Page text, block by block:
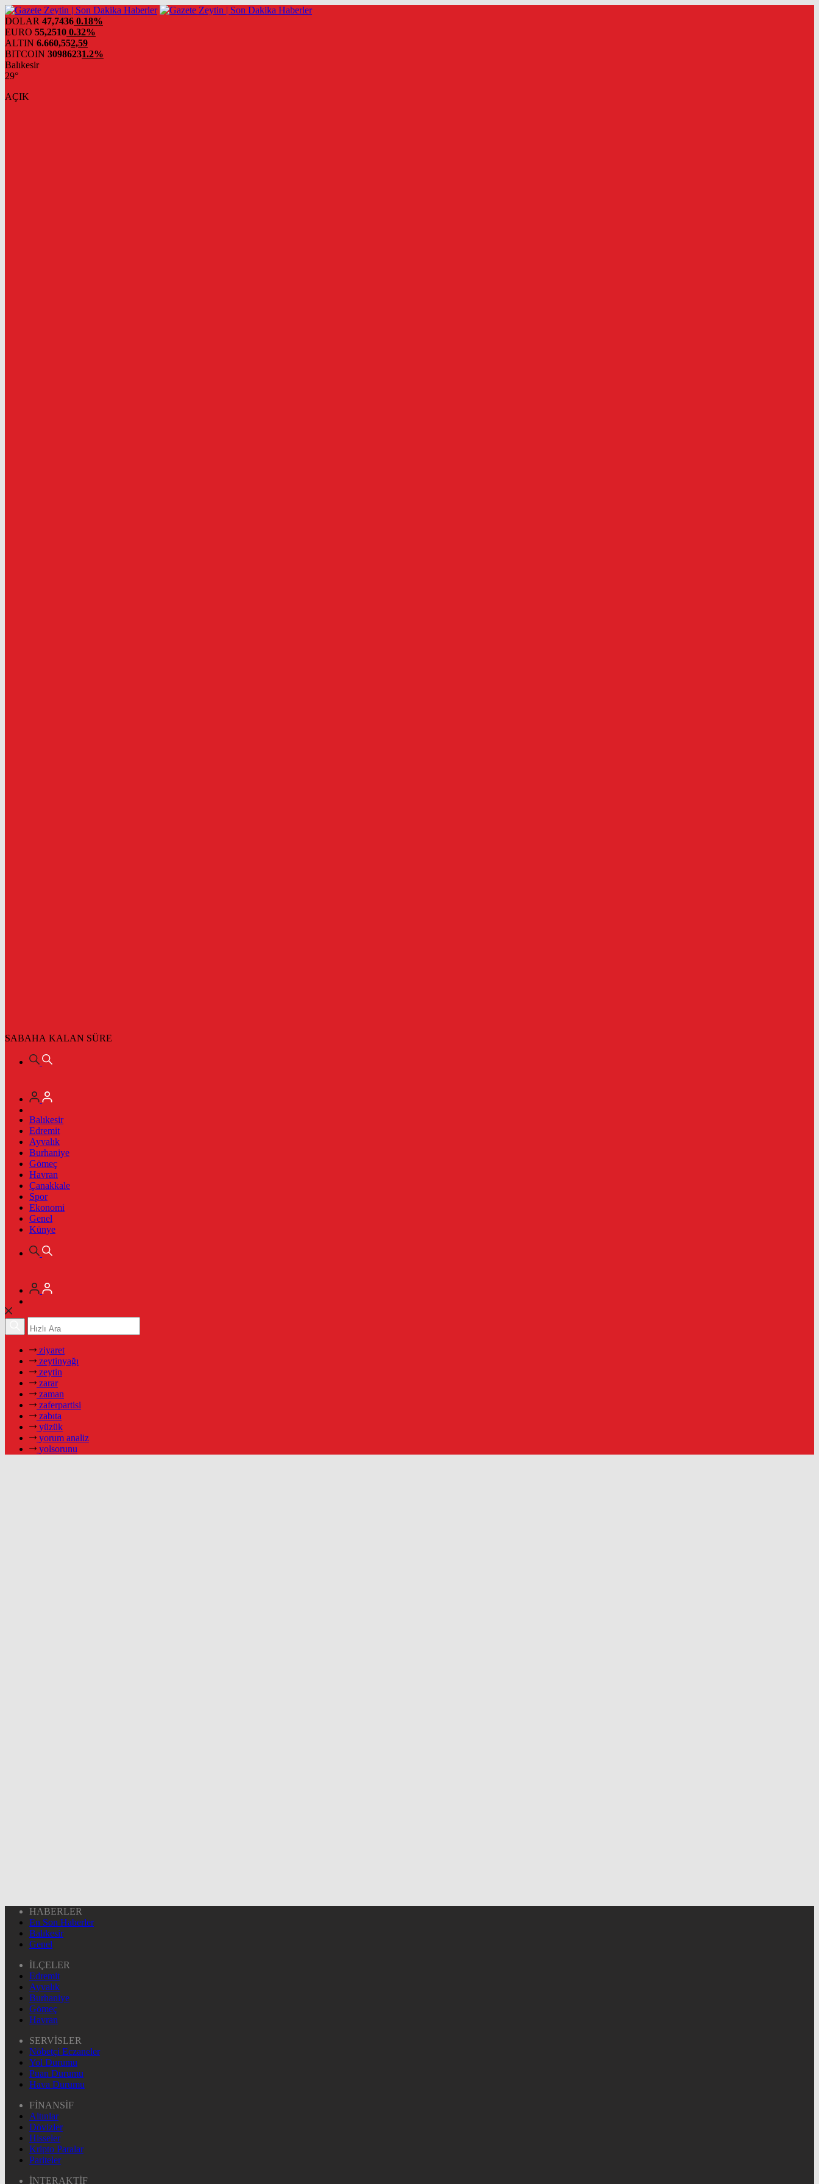
DOLAR 47,7436 0.18%
EURO 55,2510 0.32%
ALTIN 6.660,552,59
BITCOIN 30986231.2%
Balıkesir
29°
AÇIK
SABAHA KALAN SÜRE
Balıkesir
Edremit
Ayvalık
Burhaniye
Gömeç
Havran
Çanakkale
Spor
Ekonomi
Genel
Künye
ziyaret
zeytinyağı
zeytin
zarar
zaman
zaferpartisi
zabıta
yüzük
yorum analiz
yolsorunu
HABERLER
En Son Haberler
Balıkesir
Genel
İLÇELER
Edremit
Ayvalık
Burhaniye
Gömeç
Havran
SERVİSLER
Nöbetçi Eczaneler
Yol Durumu
Puan Durumu
Hava Durumu
FİNANSİF
Altınlar
Dövizler
Hisseler
Kripto Paralar
Pariteler
İNTERAKTİF